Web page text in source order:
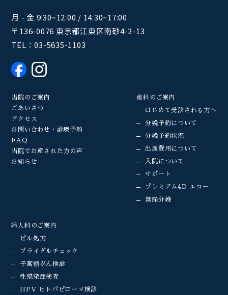
月 - 金 9:30~12:00 / 14:30~17:00
〒136-0076 東京都江東区南砂4-2-13
TEL：03-5635-1103
当院のご案内
ごあいさつ
アクセス
お問い合わせ・診療予約
FAQ
当院でお産された方の声
お知らせ
産科のご案内
はじめて受診される方へ
分娩予約について
分娩予約状況
出産費用について
入院について
サポート
プレミアム4D エコー
無痛分娩
婦人科のご案内
ピル処方
ブライダルチェック
子宮頸がん検診
性感染症検査
HPV ヒトパピローマ検診